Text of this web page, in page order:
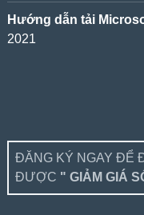
Hướng dẫn tải
2021
ĐĂNG KÝ NGAY ĐỂ
ĐƯỢC " GIẢM GIÁ